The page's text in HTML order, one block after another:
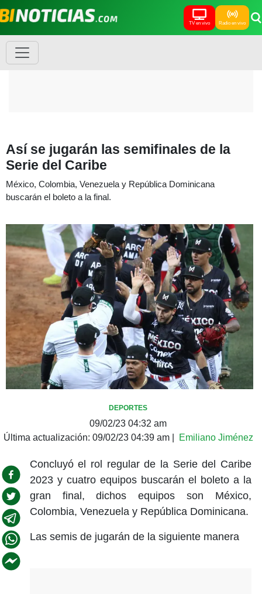
TV en vivo Radio en vivo
Así se jugarán las semifinales de la
Serie del Caribe
México, Colombia, Venezuela y República Dominicana
buscarán el boleto a la final.
DEPORTES
09/02/23 04:32 am
Última actualización: 09/02/23 04:39 am| Emiliano Jiménez
Concluyó el rol regular de la Serie del Caribe
2023 y cuatro equipos buscarán el boleto a la
gran final, dichos equipos son México,
Colombia, Venezuela y República Dominicana.
Las semis de jugarán de la siguiente manera